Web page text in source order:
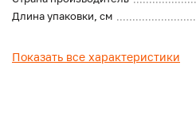
Длина упаковки, см
Показать все характеристики